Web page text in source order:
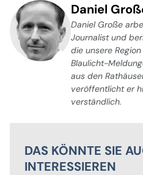
Daniel
Daniel Große
Journalist und
die unsere
Blaulicht-
aus den
veröffentlicht er
verständlich.
DAS KÖNNTE SIE
INTERESSIEREN